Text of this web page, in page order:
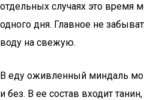
отдельных случаях это время
одного дня. Главное не
воду на свежую.
В еду оживленный миндаль
и без. В ее состав входит